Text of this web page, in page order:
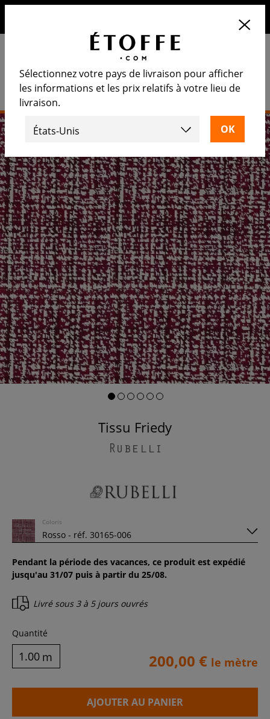
Tissu Friedy
Rubelli
Coloris
Pendant la période des vacances, ce produit est expédié
jusqu'au 31/07 puis à partir du 25/08.
Livré sous 3 à 5 jours ouvrés
Quantité
m 200,00 € le mètre
AJOUTER AU PANIER
Sélectionnez votre pays de livraison pour afficher
les informations et les prix relatifs à votre lieu de
livraison.